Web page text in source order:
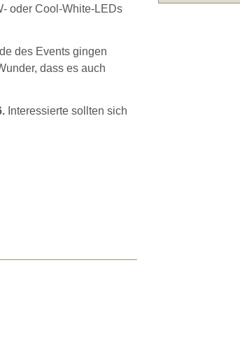
oder Cool-White-LEDs
des Events gingen
dass es auch
Interessierte sollten sich